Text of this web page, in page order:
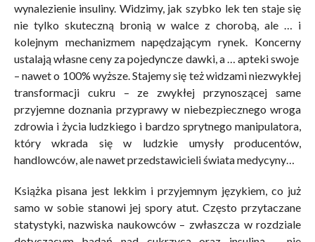
wynalezienie insuliny. Widzimy, jak szybko lek ten staje się
nie tylko skuteczną bronią w walce z chorobą, ale … i
kolejnym mechanizmem napędzającym rynek. Koncerny
ustalają własne ceny za pojedyncze dawki, a … apteki swoje
– nawet o 100% wyższe. Stajemy się też widzami niezwykłej
transformacji cukru – ze zwykłej przynoszącej same
przyjemne doznania przyprawy w niebezpiecznego wroga
zdrowia i życia ludzkiego i bardzo sprytnego manipulatora,
który wkrada się w ludzkie umysły producentów,
handlowców, ale nawet przedstawicieli świata medycyny…
Książka pisana jest lekkim i przyjemnym językiem, co już
samo w sobie stanowi jej spory atut. Często przytaczane
statystyki, nazwiska naukowców – zwłaszcza w rozdziale